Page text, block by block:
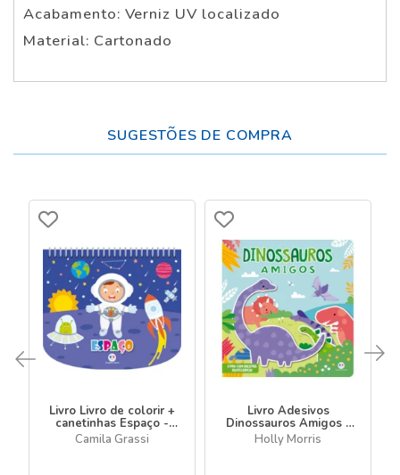
Acabamento: Verniz UV localizado
Material: Cartonado
SUGESTÕES DE COMPRA
Livro Livro de colorir +
canetinhas Espaço -
Livro com canetinha
Camila Grassi
Livro Adesivos
Dinossauros Amigos -
Livro com adesivos
reutilizáveis
Holly Morris